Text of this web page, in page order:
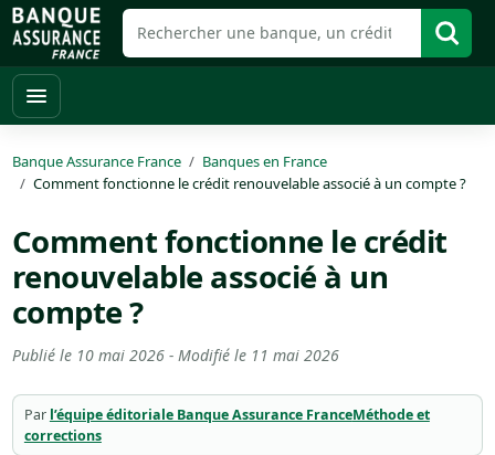
Banque Assurance France
Banques en France
Comment fonctionne le crédit renouvelable associé à un compte ?
Comment fonctionne le crédit
renouvelable associé à un
compte ?
Publié le 10 mai 2026- Modifié le 11 mai 2026
Par l’équipe éditoriale Banque Assurance FranceMéthode et
corrections